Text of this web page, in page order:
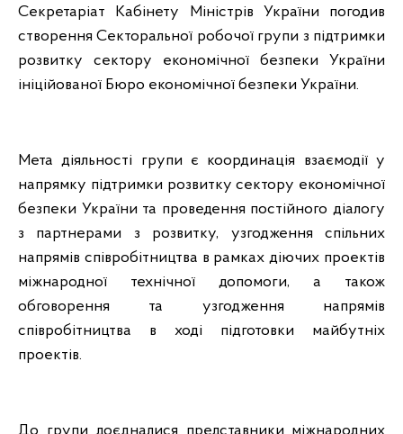
Секретаріат Кабінету Міністрів України погодив
створення Секторальної робочої групи з підтримки
розвитку сектору економічної безпеки України
ініційованої Бюро економічної безпеки України.
Мета діяльності групи є координація взаємодії у
напрямку підтримки розвитку сектору економічної
безпеки України та проведення постійного діалогу
з партнерами з розвитку, узгодження спільних
напрямів співробітництва в рамках діючих проектів
міжнародної технічної допомоги, а також
обговорення та узгодження напрямів
співробітництва в ході підготовки майбутніх
проектів.